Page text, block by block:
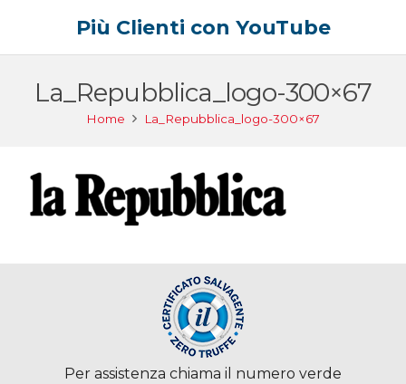
Più Clienti con YouTube
La_Repubblica_logo-300×67
Home La_Repubblica_logo-300×67
Per assistenza chiama il numero verde